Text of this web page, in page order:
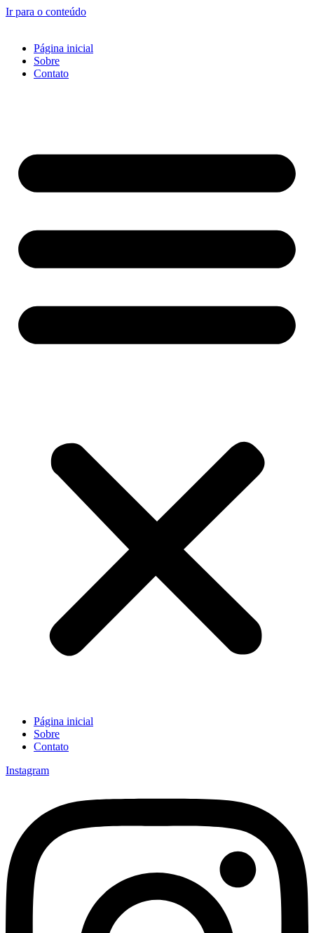
Ir para o conteúdo
Página inicial
Sobre
Contato
Página inicial
Sobre
Contato
Instagram